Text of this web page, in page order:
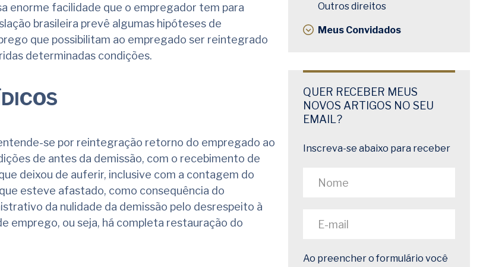
Outros direitos
Meus Convidados
enorme facilidade que o empregador tem para
brasileira prevê algumas hipóteses de
que possibilitam ao empregado ser reintegrado
determinadas condições.
se por reintegração retorno do empregado ao
de antes da demissão, com o recebimento de
deixou de auferir, inclusive com a contagem do
esteve afastado, como consequência do
da nulidade da demissão pelo desrespeito à
emprego, ou seja, há completa restauração do
QUER RECEBER MEUS
NOVOS ARTIGOS NO SEU
EMAIL?
Inscreva-se abaixo para receber
Ao preencher o formulário você